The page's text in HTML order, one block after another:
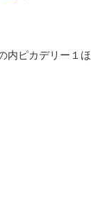
内ピカデリー１ほ